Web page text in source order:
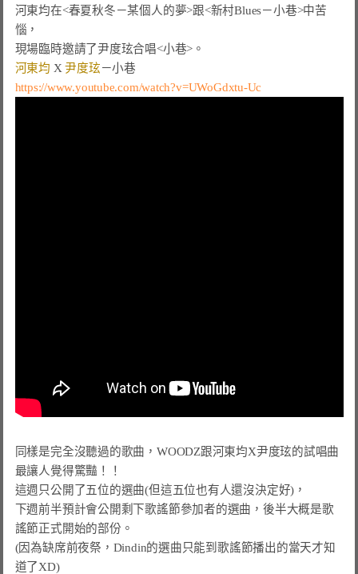
河東均在<春夏秋冬－某個人的夢>跟<新村Blues－小巷>中苦
惱，
河東均 X 尹度玹－小巷
https://www.youtube.com/watch?v=UWoGdxtu-Uc
同樣是完全沒聽過的歌曲，WOODZ跟河東均X尹度玹的試唱曲
最讓人覺得驚豔！！
這週只公開了五位的選曲(但這五位也有人還沒決定好)，
下週前半預計會公開剩下歌謠節參加者的選曲，後半大概是歌
謠節正式開始的部份。
(因為缺席前夜祭，Dindin的選曲只能到歌謠節播出的當天才知
道了XD)